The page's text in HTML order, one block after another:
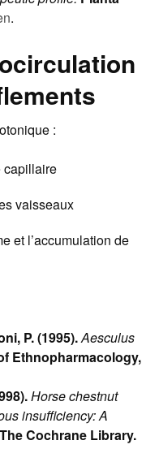
.
:
capillaire
vaisseaux
et l’accumulation de
P. (1995).Aesculus
Ethnopharmacology,
Horse chestnut
insufficiency: A
The Cochrane Library.